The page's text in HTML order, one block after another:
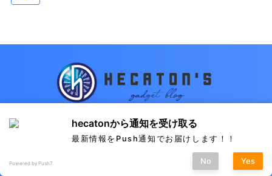
hecatonのお気に入りのガジェット類を紹介します
hecatonから通知を受け取る
最新情報をPush通知でお届けします！！
Powered by Push7 No Yes